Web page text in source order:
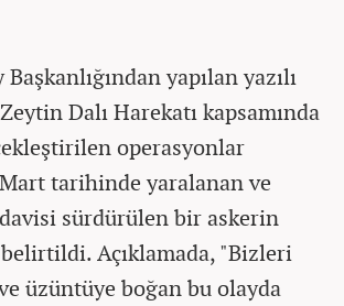
yapılan yazılı
Dalı Harekatı kapsamında
operasyonlar
Mart tarihinde yaralanan ve
sürdürülen bir askerin
Açıklamada, "Bizleri
üzüntüye boğan bu olayda